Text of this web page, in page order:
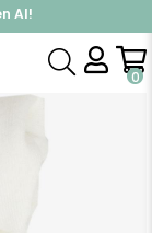
Al!
Üye Ol!
0